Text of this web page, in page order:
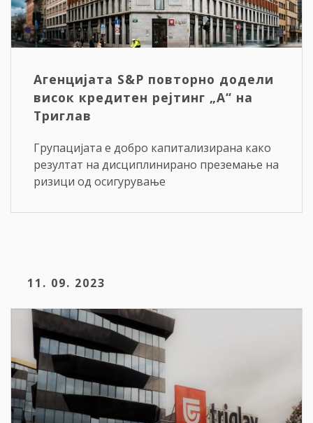
Агенцијата S&P повторно додели
висок кредитен рејтинг „A“ на
Триглав
Групацијата е добро капитализирана како
резултат на дисциплинирано преземање на
ризици од осигурување
11. 09. 2023